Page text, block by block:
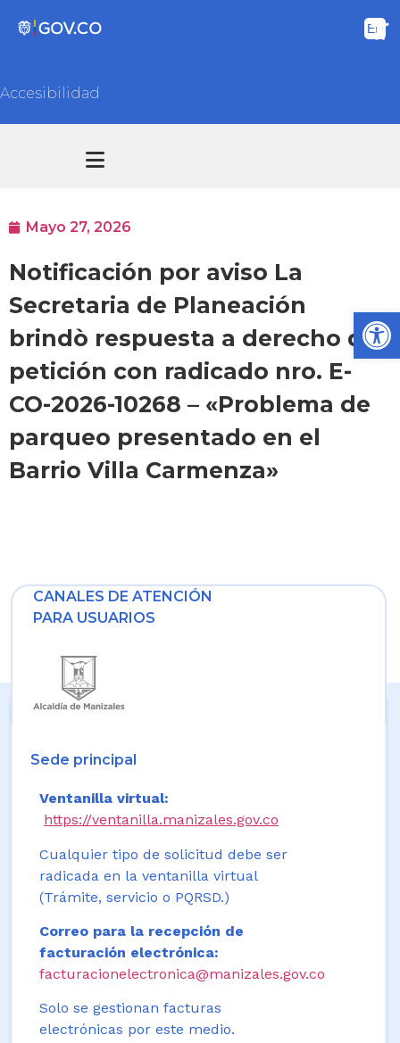
Accesibilidad
Mayo 27, 2026
Notificación por aviso La
Secretaria de Planeación
brindò respuesta a derecho de
petición con radicado nro. E-
CO-2026-10268 – «Problema de
parqueo presentado en el
Barrio Villa Carmenza»
CANALES DE ATENCIÓN
PARA USUARIOS
Sede principal
Ventanilla virtual:
https://ventanilla.manizales.gov.co
Cualquier tipo de solicitud debe ser
radicada en la ventanilla virtual
(Trámite, servicio o PQRSD.)
Correo para la recepción de
facturación electrónica:
facturacionelectronica@manizales.gov.co
Solo se gestionan facturas
electrónicas por este medio.